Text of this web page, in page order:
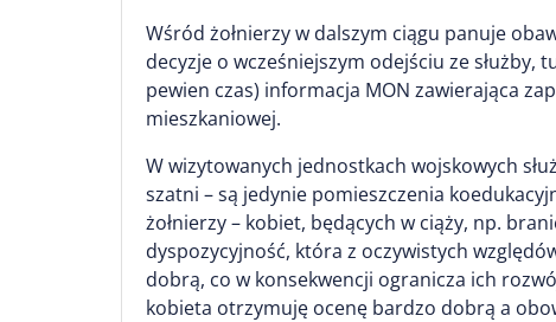
Wśród żołnierzy w dalszym ciągu panuje
decyzje o wcześniejszym odejściu ze
pewien czas) informacja MON zawierająca
mieszkaniowej.
W wizytowanych jednostkach wojskowych
szatni – są jedynie pomieszczenia
żołnierzy – kobiet, będących w ciąży, np.
dyspozycyjność, która z oczywistych
dobrą, co w konsekwencji ogranicza ich
kobieta otrzymuję ocenę bardzo dobrą a